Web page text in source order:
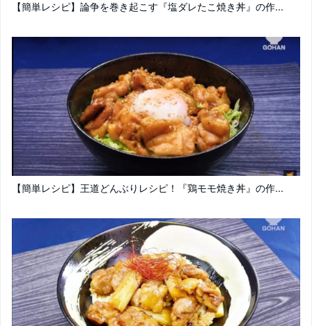
【簡単レシピ】論争を巻き起こす『塩ダレたこ焼き丼』の作...
【簡単レシピ】王道どんぶりレシピ！『鶏モモ焼き丼』の作...